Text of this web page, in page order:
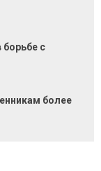
борьбе с
более